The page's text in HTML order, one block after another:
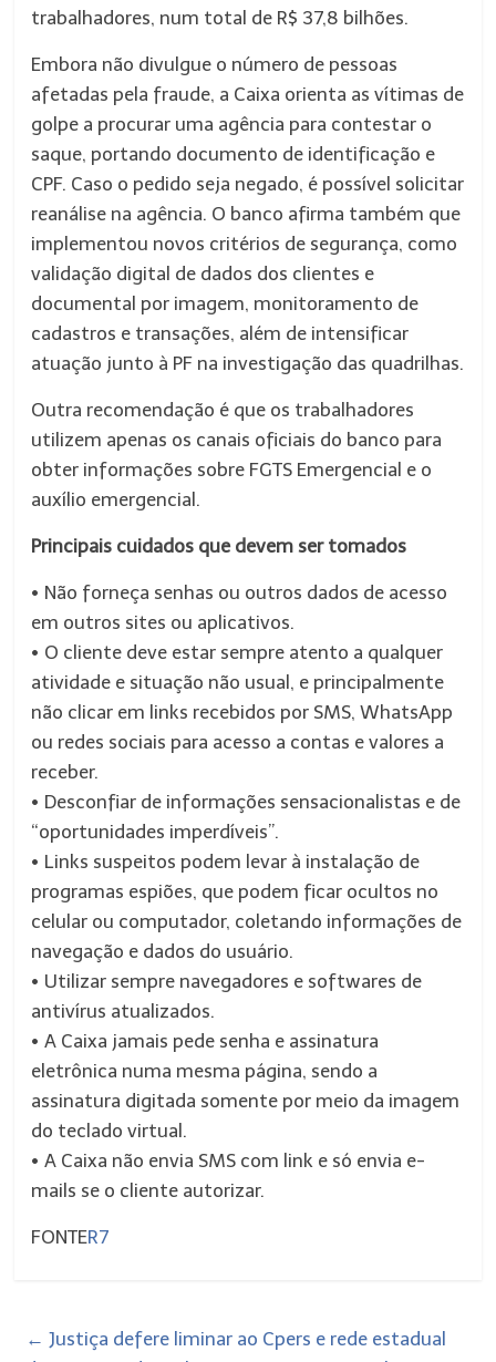
trabalhadores, num total de R$ 37,8 bilhões.
Embora não divulgue o número de pessoas
afetadas pela fraude, a Caixa orienta as vítimas de
golpe a procurar uma agência para contestar o
saque, portando documento de identificação e
CPF. Caso o pedido seja negado, é possível solicitar
reanálise na agência. O banco afirma também que
implementou novos critérios de segurança, como
validação digital de dados dos clientes e
documental por imagem, monitoramento de
cadastros e transações, além de intensificar
atuação junto à PF na investigação das quadrilhas.
Outra recomendação é que os trabalhadores
utilizem apenas os canais oficiais do banco para
obter informações sobre FGTS Emergencial e o
auxílio emergencial.
Principais cuidados que devem ser tomados
• Não forneça senhas ou outros dados de acesso
em outros sites ou aplicativos.
• O cliente deve estar sempre atento a qualquer
atividade e situação não usual, e principalmente
não clicar em links recebidos por SMS, WhatsApp
ou redes sociais para acesso a contas e valores a
receber.
• Desconfiar de informações sensacionalistas e de
“oportunidades imperdíveis”.
• Links suspeitos podem levar à instalação de
programas espiões, que podem ficar ocultos no
celular ou computador, coletando informações de
navegação e dados do usuário.
• Utilizar sempre navegadores e softwares de
antivírus atualizados.
• A Caixa jamais pede senha e assinatura
eletrônica numa mesma página, sendo a
assinatura digitada somente por meio da imagem
do teclado virtual.
• A Caixa não envia SMS com link e só envia e-
mails se o cliente autorizar.
FONTER7
← Justiça defere liminar ao Cpers e rede estadual